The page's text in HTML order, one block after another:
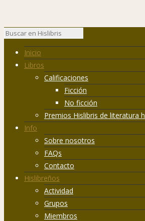
Inicio
Libros
Calificaciones
Ficción
No ficción
Premios Hislibris de literatura
Info
Sobre nosotros
FAQs
Contacto
Hislibreños
Actividad
Grupos
Miembros